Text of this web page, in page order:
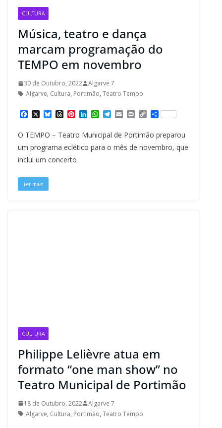
CULTURA
Música, teatro e dança
marcam programação do
TEMPO em novembro
30 de Outubro, 2022
Algarve 7
Algarve, Cultura, Portimão, Teatro Tempo
c
e
b
o
o
X B
e
s
y
T
e
a
s
P
t
e
e
L
n
k
e
d
W
a
t
s
T
l
e
g
E
a
i
l
P
i
n
t
C
p
y
L
S
r
e
O TEMPO – Teatro Municipal de Portimão preparou
um programa eclético para o mês de novembro, que
inclui um concerto
Ler mais
CULTURA
Philippe Lelièvre atua em
formato “one man show” no
Teatro Municipal de Portimão
18 de Outubro, 2022
Algarve 7
Algarve, Cultura, Portimão, Teatro Tempo